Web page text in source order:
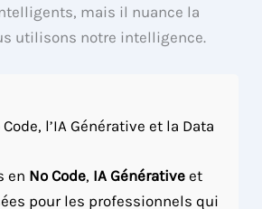
mais il nuance la
utilisons notre intelligence.
l’IA Générative et la Data
en No Code, IA Générative et
pour les professionnels qui